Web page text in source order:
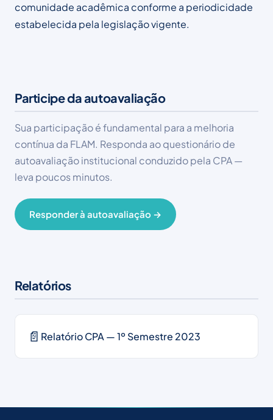
comunidade acadêmica conforme a periodicidade
estabelecida pela legislação vigente.
Participe da autoavaliação
Sua participação é fundamental para a melhoria
contínua da FLAM. Responda ao questionário de
autoavaliação institucional conduzido pela CPA —
leva poucos minutos.
Responder à autoavaliação →
Relatórios
📄 Relatório CPA — 1º Semestre 2023